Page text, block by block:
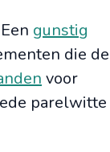
gunstig
die de
voor
parelwitte